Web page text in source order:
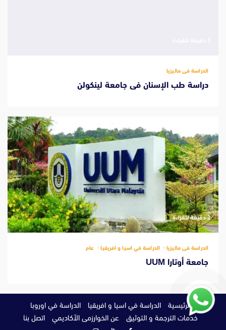
الدراسة فى ماليزيا
دراسة طب الإسنان فى جامعة لينكولن
‫1 دقيقة للقراءة
الدراسة فى ماليزيا الدراسة في اسيا و افريقيا عام
جامعة أوتارا UUM
الرئيسية الدراسة في اسيا و افريقيا
الدراسة في اوروبا
خدمات الترجمة و التوثيق
عن الخوارزمى الأكاديمي اتصل بنا